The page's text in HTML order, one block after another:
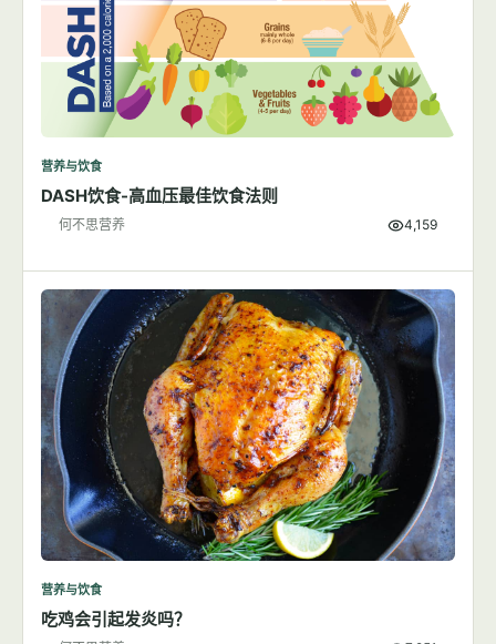
营养与饮食
DASH饮食-高血压最佳饮食法则
何不思营养 4,159
营养与饮食
吃鸡会引起发炎吗？